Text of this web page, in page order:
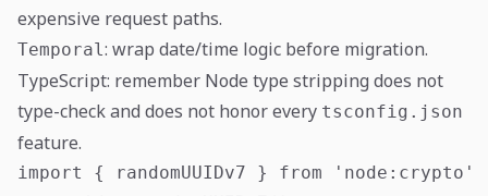
expensive request paths.
Temporal: wrap date/time logic before migration.
TypeScript: remember Node type stripping does not
type-check and does not honor every tsconfig.json
feature.
import { randomUUIDv7 } from 'node:crypto'